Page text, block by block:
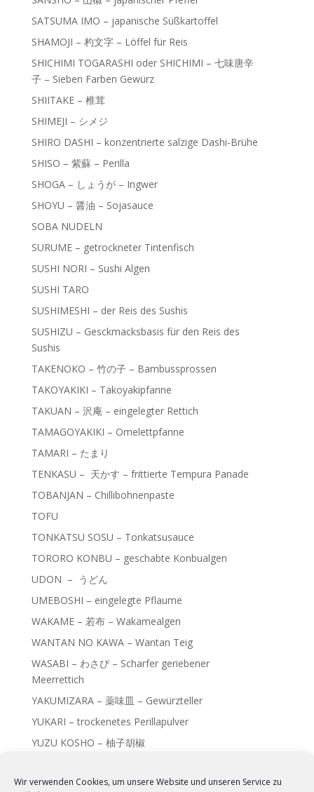
Wir verwenden Cookies, um unsere Website und unseren Service zu
SATSUMA IMO – japanische Süßkartoffel
SHAMOJI – 杓文字 – Löffel für Reis
SHICHIMI TOGARASHI oder SHICHIMI – 七味唐辛
子 – Sieben Farben Gewürz
SHIITAKE – 椎茸
SHIMEJI – シメジ
SHIRO DASHI – konzentrierte salzige Dashi-Brühe
SHISO – 紫蘇 – Perilla
SHOGA – しょうが – Ingwer
SHOYU – 醤油 – Sojasauce
SOBA NUDELN
SURUME – getrockneter Tintenfisch
SUSHI NORI – Sushi Algen
SUSHI TARO
SUSHIMESHI – der Reis des Sushis
SUSHIZU – Gesckmacksbasis für den Reis des
Sushis
TAKENOKO – 竹の子 – Bambussprossen
TAKOYAKIKI – Takoyakipfanne
TAKUAN – 沢庵 – eingelegter Rettich
TAMAGOYAKIKI – Omelettpfanne
TAMARI – たまり
TENKASU – 天かす – frittierte Tempura Panade
TOBANJAN – Chillibohnenpaste
TOFU
TONKATSU SOSU – Tonkatsusauce
TORORO KONBU – geschabte Konbualgen
UDON – うどん
UMEBOSHI – eingelegte Pflaume
WAKAME – 若布 – Wakamealgen
WANTAN NO KAWA – Wantan Teig
WASABI – わさび – Scharfer geriebener
Meerrettich
YAKUMIZARA – 薬味皿 – Gewürzteller
YUKARI – trockenetes Perillapulver
YUZU KOSHO – 柚子胡椒